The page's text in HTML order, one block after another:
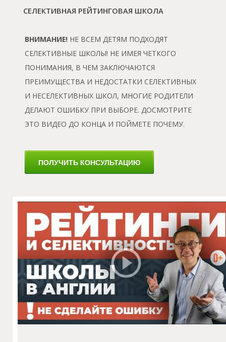
Ы
СЕЛЕКТИВНАЯ РЕЙТИНГОВАЯ ШКОЛА
ВНИМАНИЕ! НЕ ВСЕМ ДЕТЯМ ПОДХОДЯТ
СЕЛЕКТИВНЫЕ ШКОЛЫ! НЕ ИМЕЯ ЧЕТКОГО
ПОНИМАНИЯ, В ЧЕМ ЗАКЛЮЧАЮТСЯ
ПРЕИМУЩЕСТВА И НЕДОСТАТКИ СЕЛЕКТИВНЫХ
И НЕСЕЛЕКТИВНЫХ ШКОЛ, МНОГИЕ РОДИТЕЛИ
ДЕЛАЮТ ОШИБКУ ПРИ ВЫБОРЕ. ДОСМОТРИТЕ
ЭТО ВИДЕО ДО КОНЦА И ПОЙМЕТЕ ПОЧЕМУ.
ПОЛУЧИТЬ КОНСУЛЬТАЦИЮ